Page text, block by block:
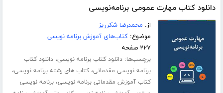
دانلود کتاب مهارت عمومی برنامه‌نویسی
از: محمدرضا شکرریز
موضوع:کتاب‌های آموزش برنامه نویسی
۲۲۷ صفحه
برچسب‌ها:دانلود کتاب برنامه نویسی،دانلود کتاب
برنامه نویسی مقدماتی،کتاب های رشته برنامه نویسی،
کتاب آموزش مقدماتی برنامه نویسی،برنامه نویسی